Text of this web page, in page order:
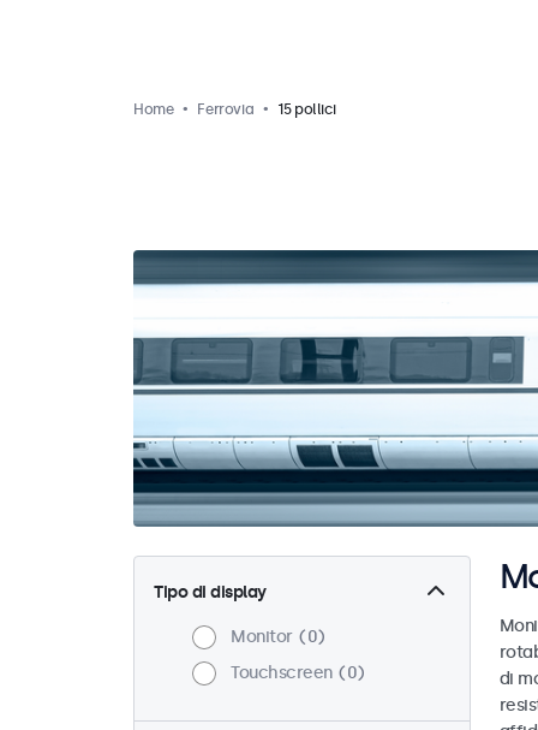
Home Ferrovia 15 pollici
Tipo di display
Monitor
0
Touchscreen
0
di